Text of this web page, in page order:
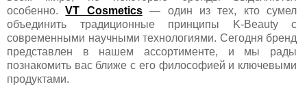
особенно.VT Cosmetics— один из тех, кто сумел
объединить традиционные принципы K-Beauty с
современными научными технологиями. Сегодня бренд
представлен в нашем ассортименте, и мы рады
познакомить вас ближе с его философией и ключевыми
продуктами.